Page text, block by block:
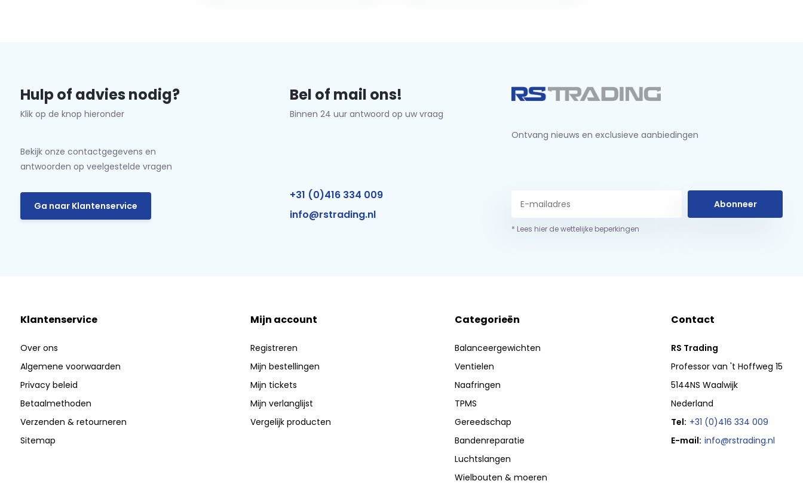
Hulp of advies nodig?
Klik op de knop hieronder
Bekijk onze contactgegevens en
antwoorden op veelgestelde vragen
Ga naar Klantenservice
Bel of mail ons!
Binnen 24 uur antwoord op uw vraag
+31 (0)416 334 009
info@rstrading.nl
Ontvang nieuws en exclusieve aanbiedingen
Abonneer
* Lees hier de wettelijke beperkingen
Klantenservice
Over ons
Algemene voorwaarden
Privacy beleid
Betaalmethoden
Verzenden & retourneren
Sitemap
Mijn account
Registreren
Mijn bestellingen
Mijn tickets
Mijn verlanglijst
Vergelijk producten
Categorieën
Balanceergewichten
Ventielen
Naafringen
TPMS
Gereedschap
Bandenreparatie
Luchtslangen
Wielbouten & moeren
Contact
RS Trading
Professor van 't Hoffweg 15
5144NS Waalwijk
Nederland
Tel: +31 (0)416 334 009
E-mail: info@rstrading.nl